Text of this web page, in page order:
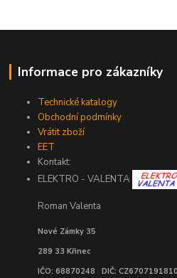
Informace pro zákazníky
Technické katalogy
Obchodní podmínky
Vrátit zboží
EET
Kontakt:
ELEKTRO - VALENTA
Roman Valenta
Nové Zámky 35
289 33 Křinec
IČO: 68870248 DIČ: CZ6707191810